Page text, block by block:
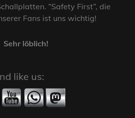
“Safety First”, die
Fans ist uns wichtig!
Sehr löblich!
like us: